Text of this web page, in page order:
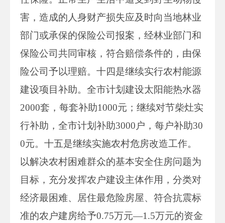
害，造成的人身财产损失应及时向当地林业
部门或承保的保险公司报案，经林业部门和
保险公司共同审核，符合赔偿条件的，由保
险公司予以理赔。十四是继续实行农村能源
建设项目补助。全市计划建设太阳能热水器
2000套，每套补助1000元；继续对节柴灶实
行补助，全市计划补助3000户，每户补助30
0元。十五是继续实施农村危房改造工作。
以解决农村困难群众的基本安全住房问题为
目标，充分发挥农户建设主体作用，分类对
经济最困难、居住最危险房屋、符合抗震标
准的农户建房给予0.75万元—1.5万元的资金